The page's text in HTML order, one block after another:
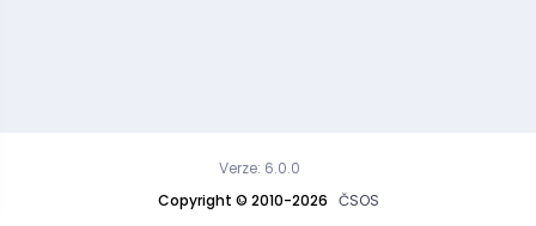
Copyright © 2010-2026 ČSOS
Verze: 6.0.0